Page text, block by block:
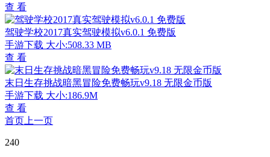
查 看
驾驶学校2017真实驾驶模拟v6.0.1 免费版
手游下载 大小:508.33 MB
查 看
末日生存挑战暗黑冒险免费畅玩v9.18 无限金币版
手游下载 大小:186.9M
查 看
首页 上一页
240